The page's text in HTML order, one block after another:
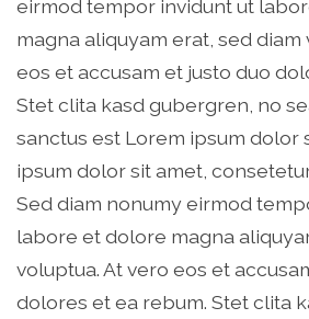
eirmod tempor invidunt ut
magna aliquyam erat, sed diam
eos et accusam et justo duo
Stet clita kasd gubergren, no
sanctus est Lorem ipsum dolor
ipsum dolor sit amet,
Sed diam nonumy eirmod
labore et dolore magna
voluptua. At vero eos et
dolores et ea rebum. Stet clita